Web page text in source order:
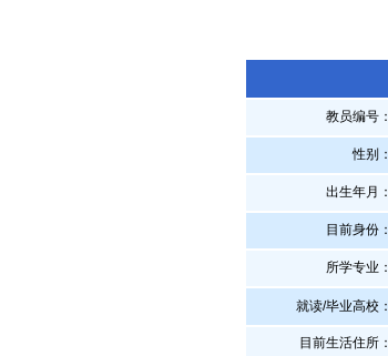
教员编号：
性别：
出生年月：
目前身份：
所学专业：
就读/毕业高校：
目前生活住所：